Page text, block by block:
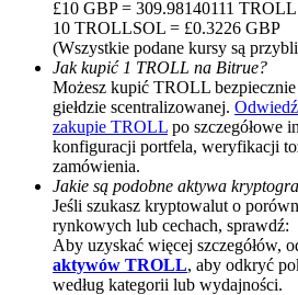
BTC Welcome Rewards
Deposit & Trade BTC to Share
Deposit CASHCAT & Win
Share 500000 CASHCAT prize
£10 GBP = 309.98140111
10 TROLLSOL = £0.3226 GBP
(Wszystkie podane kursy są
Jak kupić 1 TROLL na Bitrue?
Możesz kupić TROLL bezpiecznie
giełdzie scentralizowanej.
zakupie TROLL po szczegółowe
konfiguracji portfela, weryfikacji
zamówienia.
Jakie są podobne aktywa
Jeśli szukasz kryptowalut o
rynkowych lub cechach, sprawdź:
Aby uzyskać więcej szczegółów,
aktywów TROLL, aby odkryć
według kategorii lub wydajności.